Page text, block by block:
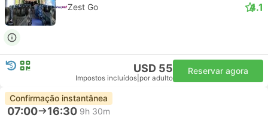
Zest Go 4.1
USD 55
Impostos incluídos por adulto
Reservar agora
Confirmação instantânea
07:00 16:30 9h 30m